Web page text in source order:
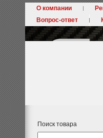
О компании
Вопрос-ответ
Поиск товара